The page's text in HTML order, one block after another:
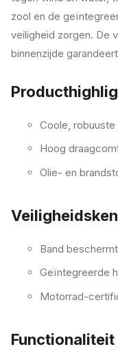
zool en de
veiligheid zorgen. De
binnenzijde
Coole, robuuste
Hoog
Olie- en
Band
Geïntegreerde
Motorrad-
Functionaliteit